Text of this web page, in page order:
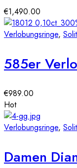
€1,490.00
Verlobungsringe,
€989.00
Hot
Verlobungsringe,